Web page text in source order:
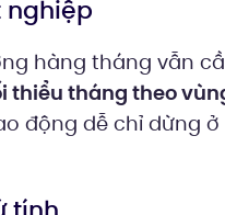
nghiệp
hàng tháng vẫn
thiểu tháng theo
động dễ chỉ dừng